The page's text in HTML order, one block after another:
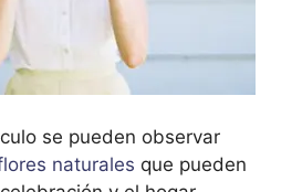
se pueden observar
naturales que pueden